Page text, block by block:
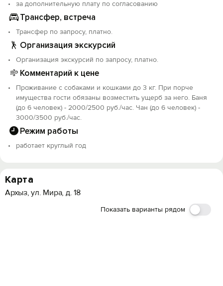
за дополнительную плату по согласованию
Трансфер, встреча
Трансфер по запросу, платно.
Организация экскурсий
Организация экскурсий по запросу, платно.
Комментарий к цене
Проживание с собаками и кошками до 3 кг. При порче
имущества гости обязаны возместить ущерб за него. Баня
(до 6 человек) - 2000/2500 руб./час. Чан (до 6 человек) -
3000/3500 руб./час.
Режим работы
работает круглый год
Карта
Архыз, ул. Мира, д. 18
Показать варианты рядом